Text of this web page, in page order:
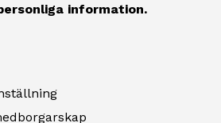
information.